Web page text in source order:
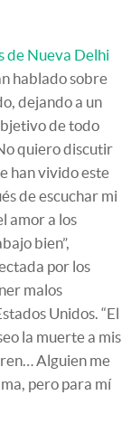
de Nueva Delhi
hablado sobre
dejando a un
de todo
quiero discutir
han vivido este
de escuchar mi
amor a los
bien”,
por los
malos
Unidos. “El
la muerte a mis
Alguien me
pero para mí